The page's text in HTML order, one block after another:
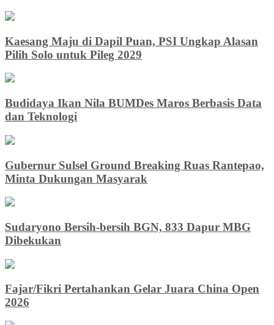
Kaesang Maju di Dapil Puan, PSI Ungkap Alasan
Pilih Solo untuk Pileg 2029
Budidaya Ikan Nila BUMDes Maros Berbasis Data
dan Teknologi
Gubernur Sulsel Ground Breaking Ruas Rantepao,
Minta Dukungan Masyarak
Sudaryono Bersih-bersih BGN, 833 Dapur MBG
Dibekukan
Fajar/Fikri Pertahankan Gelar Juara China Open
2026